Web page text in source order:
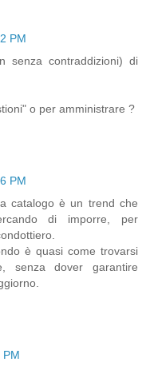
PM
senza contraddizioni) di
o per amministrare ?
PM
catalogo è un trend che
di imporre, per
è quasi come trovarsi
senza dover garantire
PM